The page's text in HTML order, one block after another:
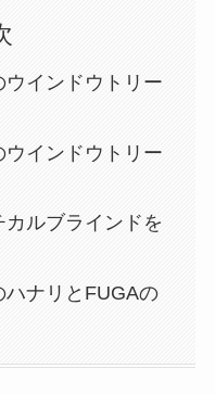
インドウトリー
インドウトリー
ルブラインドを
ナリとFUGAの